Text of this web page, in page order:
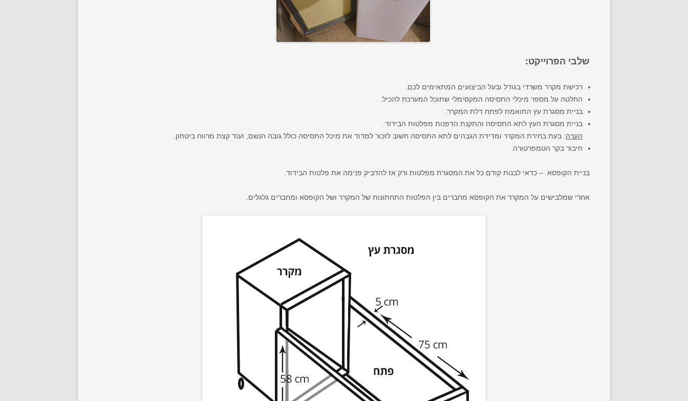
שלבי הפרוייקט:
רכישת מקרר משרדי בגודל ובעל הביצועים המתאימים לכם.
החלטה על מספר מיכלי התסיסה המקסימלי שתוכל המערכת להכיל.
בניית מסגרת עץ התואמת לפתח דלת המקרר.
בניית מסגרת העץ לתא התסיסה והתקנת הדפנות מפלטות הבידוד.
הערה: בעת בחירת המקרר ומדידת הגבהים לתא התסיסה חשוב לזכור למדוד את מיכל התסיסה כולל גובה הנשם, ועוד קצת מרווח ביטחון.
חיבור בקר הטמפרטורה.
בניית הקופסא – כדאי לבנות קודם כל את המסגרת מפלטות ורק אז להדביק פנימה את פלטות הבידוד.
אחרי שמלבישים על המקרר את הקופסא מחברים בין הפלטות התחתונות של המקרר ושל הקופסא ומחברים גלגלים.